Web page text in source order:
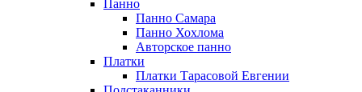
Панно
Панно Самара
Панно Хохлома
Авторское панно
Платки
Платки Тарасовой Евгении